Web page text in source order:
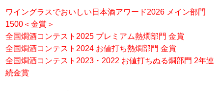
ワイングラスでおいしい日本酒アワード2026 メイン部門
1500＜金賞＞
全国燗酒コンテスト2025 プレミアム熱燗部門 金賞
全国燗酒コンテスト2024 お値打ち熱燗部門 金賞
全国燗酒コンテスト2023・2022 お値打ちぬる燗部門 2年連
続金賞